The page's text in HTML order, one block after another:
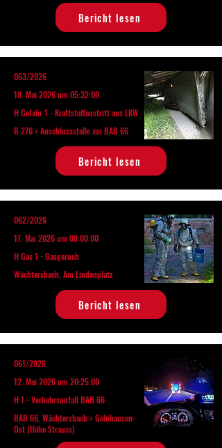
Bericht lesen
063/2026
18. Mai 2026 um 05:32:00
H Gefahr 1 - Kraftstoffaustritt aus LKW
B 276 > Anschlussstelle zur BAB 66
Bericht lesen
062/2026
17. Mai 2026 um 08:00:00
H Gas 1 - Gasgeruch
Wächtersbach, Am Lindenplatz
Bericht lesen
061/2026
12. Mai 2026 um 20:25:00
H 1 - Verkehrsunfall BAB 66
BAB 66, Wächtersbach > Gelnhausen-
Ost (Höhe Strauss)